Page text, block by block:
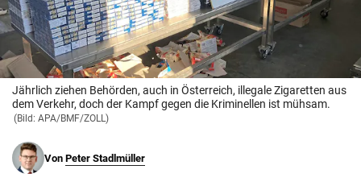
© Krone Multimedia GmbH & Co KG 2026
Muthgasse 2, 1190 Wien
Jährlich ziehen Behörden, auch in Österreich, illegale Zigaretten aus
dem Verkehr, doch der Kampf gegen die Kriminellen ist mühsam.
(Bild: APA/BMF/ZOLL)
Von Peter Stadlmüller